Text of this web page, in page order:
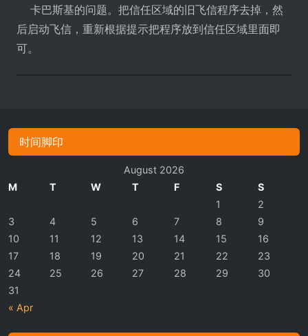
卡巴斯基的问题。把信任区域的旧飞信程序去掉，然
后启动飞信，重新根据提示把程序放到信任区域里面即
可。
时间脚印
August 2026
M
T W T F S S
« Apr
1
2
3
4 5 6 7 8
9
10
11 12 13 14 15
16
17
18 19 20 21 22
23
24
25 26 27 28 29
30
31